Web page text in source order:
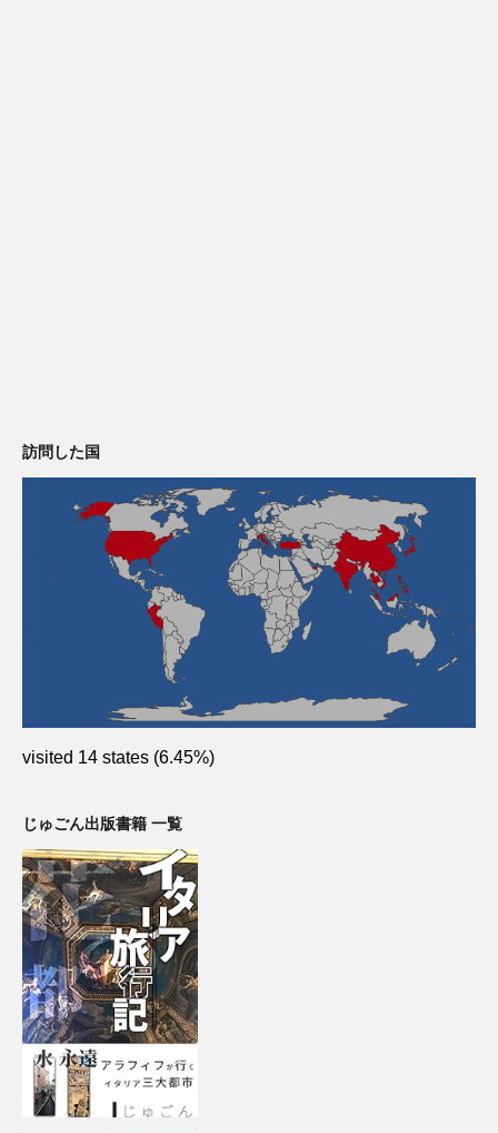
訪問した国
visited 14 states (6.45%)
じゅごん出版書籍 一覧